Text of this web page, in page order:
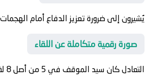
يُشيرون إلى ضرورة تعزيز الدفاع أمام
صورة رقمية متكاملة عن اللقاء
التعادل كان سيد الموقف في 5 من أصل 8 لقاء سابق